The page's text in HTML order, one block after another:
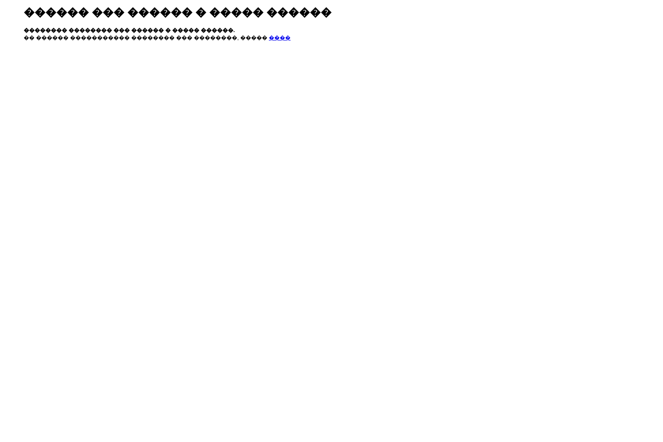
������ ��� ������ � ����� ������
�������� �������� ��� ������ � ����� ������.
�� ������ ����������� �������� ��� ��������, ����� ����